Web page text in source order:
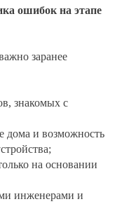
ошибок на этапе
заранее
знакомых с
дома и возможность
на основании
инженерами и